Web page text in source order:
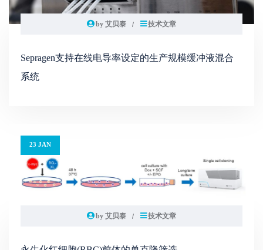
by 艾贝泰 技术文章
Sepragen支持在线电导率设定的生产规模缓冲液混合
系统
23 JAN
by 艾贝泰 技术文章